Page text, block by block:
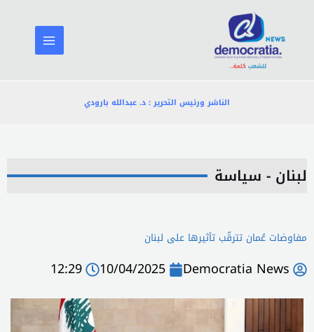
المحتوى
الناشر ورئيس التحرير : د. عبدالله بارودي
لبنان - سياسة
مفاوضات عُمان تترقّب تأثيرها على لبنان
Democratia News
10/04/2025
12:29